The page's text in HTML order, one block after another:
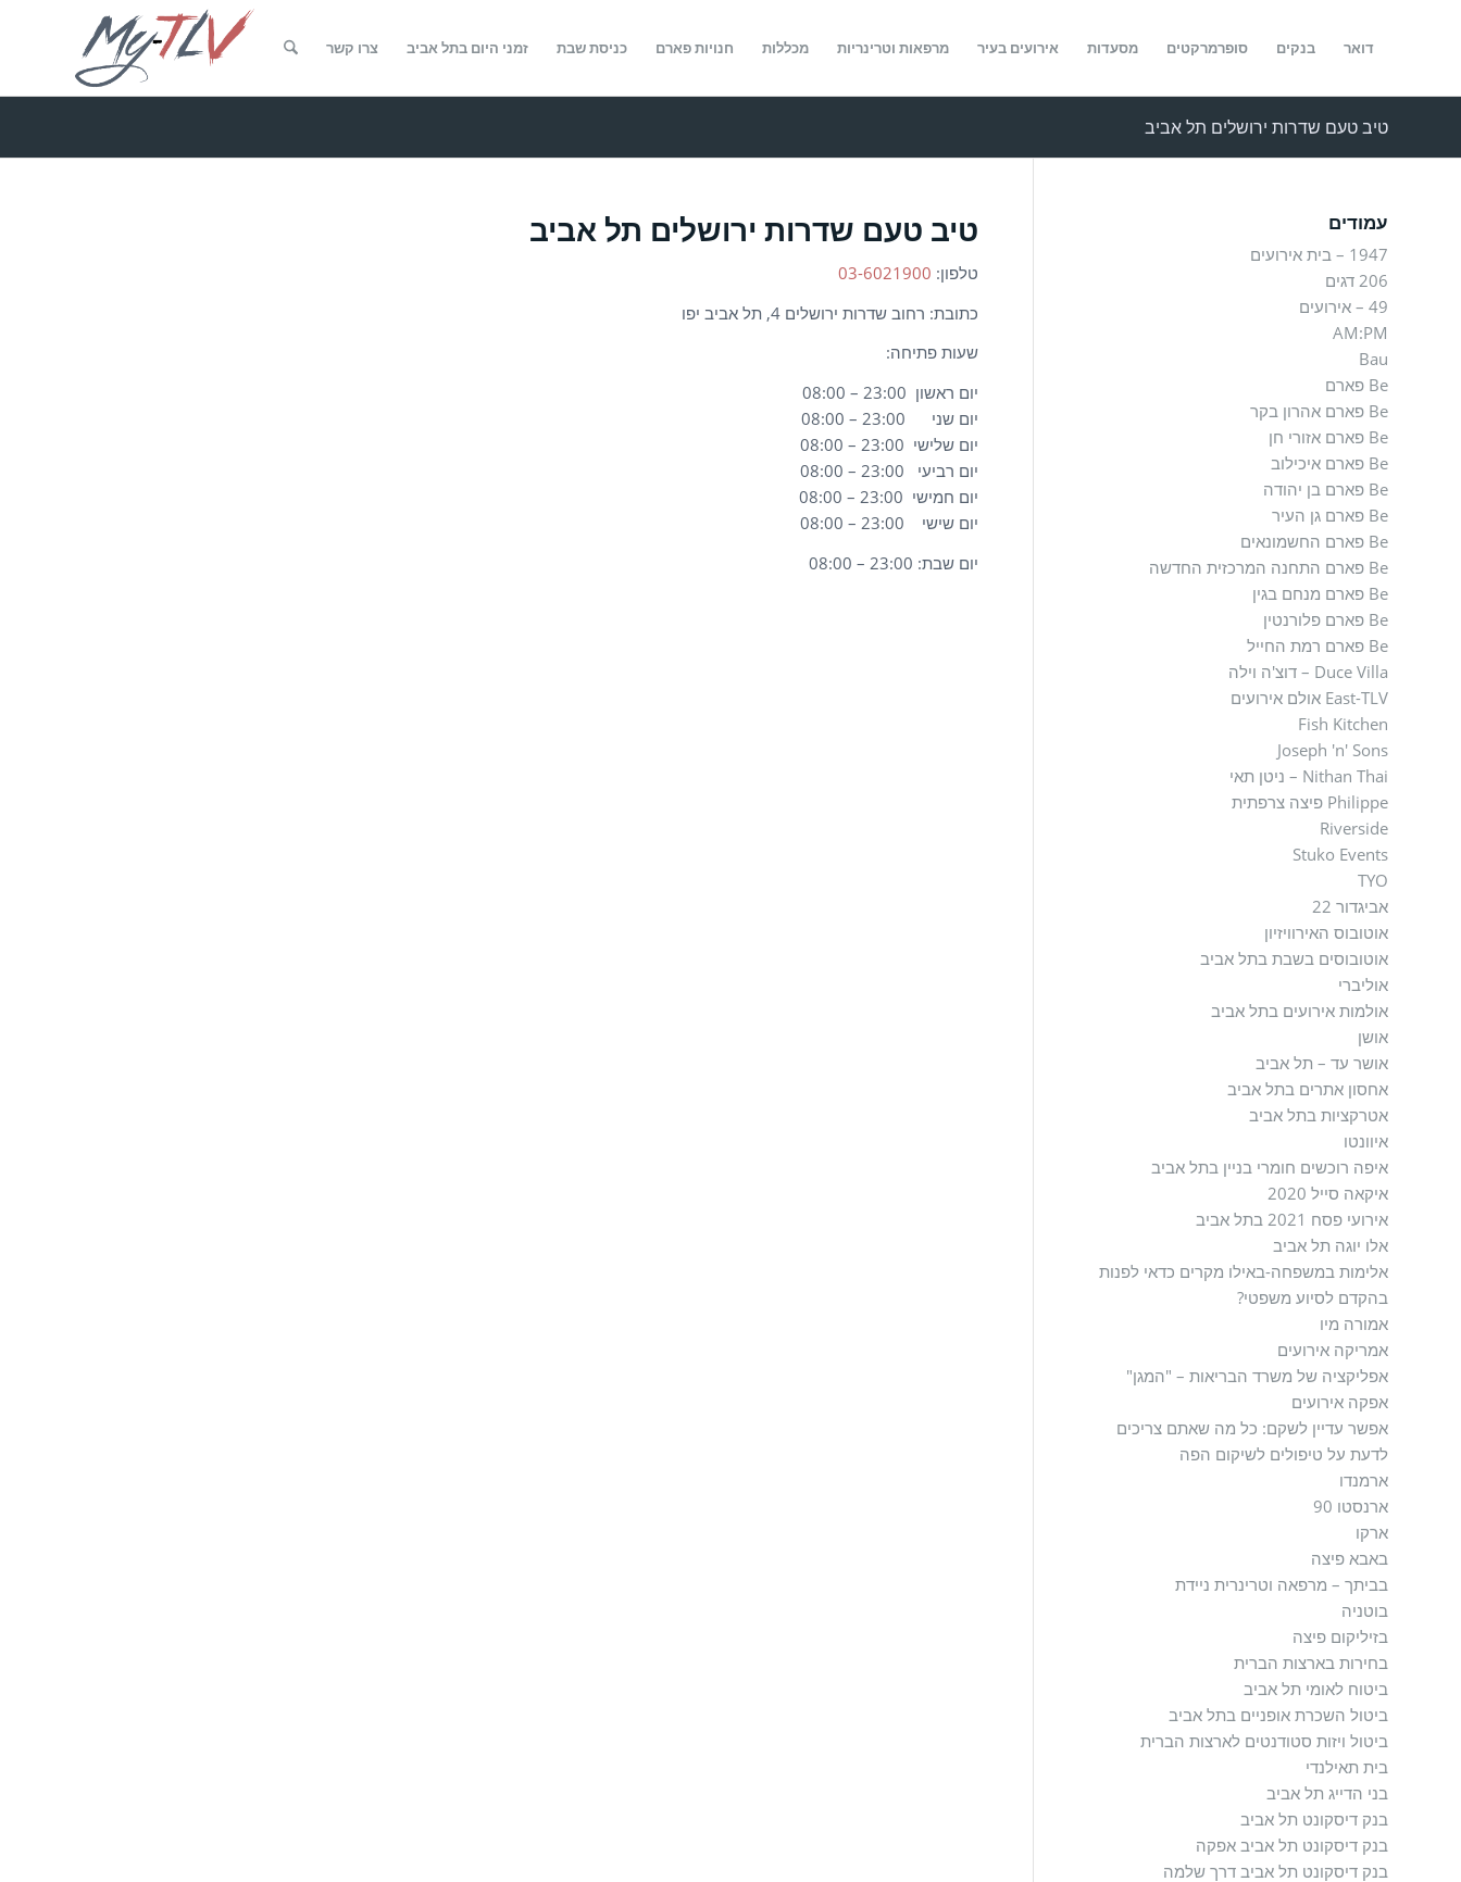
דואר בנקים סופרמרקטים מסעדות אירועים בעיר מרפאות וטרינריות מכללות חנויות פארם כניסת שבת זמני היום בתל אביב צרו קשר
טיב טעם שדרות ירושלים תל אביב
טיב טעם שדרות ירושלים תל אביב
טלפון: 03-6021900
כתובת: רחוב שדרות ירושלים 4, תל אביב יפו
שעות פתיחה:
יום ראשון 23:00 – 08:00
יום שני 23:00 – 08:00
יום שלישי 23:00 – 08:00
יום רביעי 23:00 – 08:00
יום חמישי 23:00 – 08:00
יום שישי 23:00 – 08:00
יום שבת: 23:00 – 08:00
עמודים
1947 – בית אירועים
206 דגים
49 – אירועים
AM:PM
Bau
Be פארם
Be פארם אהרון בקר
Be פארם אזורי חן
Be פארם איכילוב
Be פארם בן יהודה
Be פארם גן העיר
Be פארם החשמונאים
Be פארם התחנה המרכזית החדשה
Be פארם מנחם בגין
Be פארם פלורנטין
Be פארם רמת החייל
Duce Villa – דוצ'ה וילה
East-TLV אולם אירועים
Fish Kitchen
Joseph 'n' Sons
Nithan Thai – ניטן תאי
Philippe פיצה צרפתית
Riverside
Stuko Events
TYO
אביגדור 22
אוטובוס האירוויזיון
אוטובוסים בשבת בתל אביב
אוליברי
אולמות אירועים בתל אביב
אושן
אושר עד – תל אביב
אחסון אתרים בתל אביב
אטרקציות בתל אביב
איוונטו
איפה רוכשים חומרי בניין בתל אביב
איקאה סייל 2020
אירועי פסח 2021 בתל אביב
אלו יוגה תל אביב
אלימות במשפחה-באילו מקרים כדאי לפנות
בהקדם לסיוע משפטי?
אמורה מיו
אמריקה אירועים
אפליקציה של משרד הבריאות – "המגן"
אפקה אירועים
אפשר עדיין לשקם: כל מה שאתם צריכים
לדעת על טיפולים לשיקום הפה
ארמנדו
ארנסטו 90
ארקו
באבא פיצה
בביתך – מרפאה וטרינרית ניידת
בוטניה
בזיליקום פיצה
בחירות בארצות הברית
ביטוח לאומי תל אביב
ביטול השכרת אופניים בתל אביב
ביטול ויזות סטודנטים לארצות הברית
בית תאילנדי
בני הדייג תל אביב
בנק דיסקונט תל אביב
בנק דיסקונט תל אביב אפקה
בנק דיסקונט תל אביב דרך שלמה